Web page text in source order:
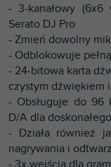
- 3-kanałowy (6x6
Serato DJ Pro
- Zmień dowolny
- Odblokowuje
- 24-bitowa karta
czystym dźwiękiem
- Obsługuje do 96
D/A dla
- Działa również
nagrywania i
- 3x wejścia dla